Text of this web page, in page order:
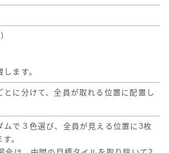
ます。
とに分けて、全員が取れる位置に配置し
ムで３色選び、全員が見える位置に3枚
。